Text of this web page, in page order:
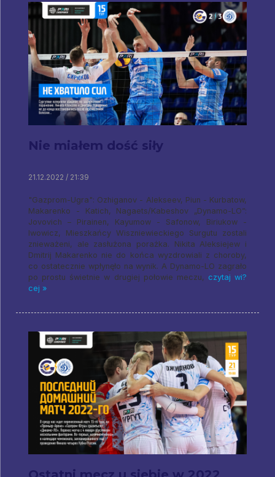
Nie miałem dość siły
21.12.2022 / 21:39
"Gazprom-Ugra": Ozhiganov - Alekseev, Piun - Kurbatow,
Makarenko - Katich, Nagaets/Kabeshov „Dynamo-LO”:
Jovovich – Pirainen, Kayumow - Safonow, Biriukow -
Iwowicz, Mieszkańcy Wiszniewieckiego Surgutu zostali
znieważeni, ale zasłużona porażka. Nikita Aleksiejew i
Dmitrij Makarenko nie do końca wyzdrowiali z choroby,
co ostatecznie wpłynęło na wynik. A Dynamo-LO zagrało
po prostu świetnie w drugiej połowie meczu, czytaj wi?
cej »